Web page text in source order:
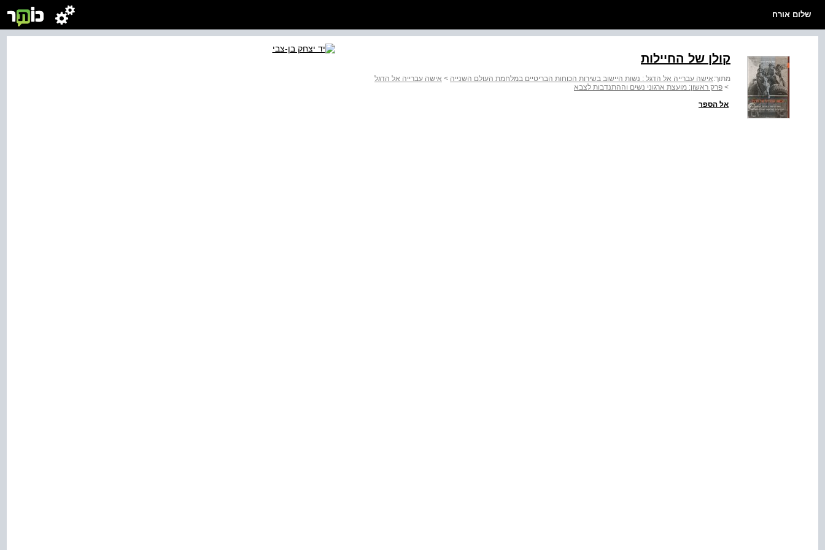
שלום אורח
קולן של החיילות
מתוך:אישה עברייה אל הדגל : נשות היישוב בשירות הכוחות הבריטיים במלחמת העולם השנייה > אישה עברייה אל הדגל
> פרק ראשון: מועצת ארגוני נשים וההתנדבות לצבא
אל הספר